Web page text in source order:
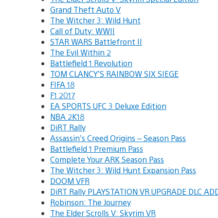
Grand Theft Auto V
The Witcher 3: Wild Hunt
Call of Duty: WWII
STAR WARS Battlefront II
The Evil Within 2
Battlefield 1 Revolution
TOM CLANCY’S RAINBOW SIX SIEGE
FIFA 18
F1 2017
EA SPORTS UFC 3 Deluxe Edition
NBA 2K18
DiRT Rally
Assassin’s Creed Origins – Season Pass
Battlefield 1 Premium Pass
Complete Your ARK Season Pass
The Witcher 3: Wild Hunt Expansion Pass
DOOM VFR
DiRT Rally PLAYSTATION VR UPGRADE DLC
Robinson: The Journey
The Elder Scrolls V: Skyrim VR